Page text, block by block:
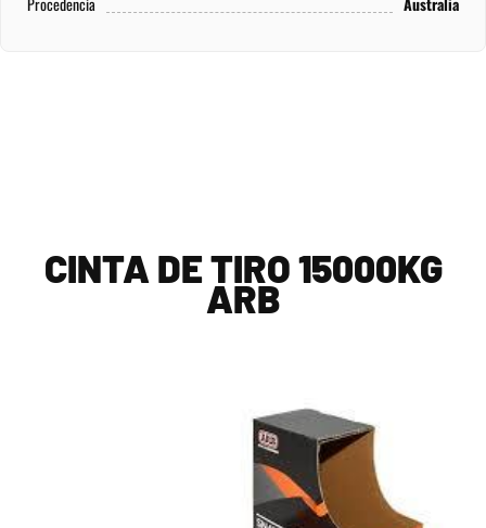
CINTA DE TIRO 15000KG
ARB